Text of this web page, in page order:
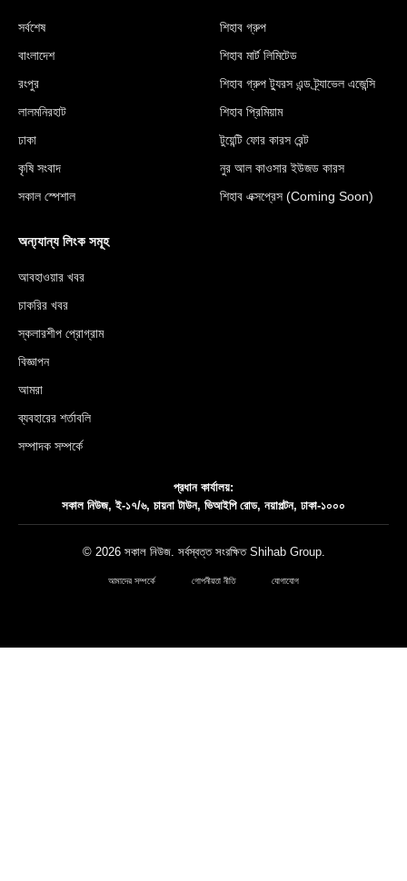
সর্বশেষ
বাংলাদেশ
রংপুর
লালমনিরহাট
ঢাকা
কৃষি সংবাদ
সকাল স্পেশাল
শিহাব গ্রুপ
শিহাব মার্ট লিমিটেড
শিহাব গ্রুপ ট্যুরস এন্ড ট্র্যাভেল এজেন্সি
শিহাব প্রিমিয়াম
টুয়েন্টি ফোর কারস রেন্ট
নুর আল কাওসার ইউজড কারস
শিহাব এক্সপ্রেস (Coming Soon)
অন্য্যান্য লিংক সমূহ
আবহাওয়ার খবর
চাকরির খবর
স্কলারশীপ প্রোগ্রাম
বিজ্ঞাপন
আমরা
ব্যবহারের শর্তাবলি
সম্পাদক সম্পর্কে
প্রধান কার্যালয়:
সকাল নিউজ, ই-১৭/৬, চায়না টাউন, ভিআইপি রোড, নয়াপল্টন, ঢাকা-১০০০
© 2026 সকাল নিউজ. সর্বস্বত্ত সংরক্ষিত Shihab Group.
আমাদের সম্পর্কে গোপনীয়তা নীতি যোগাযোগ